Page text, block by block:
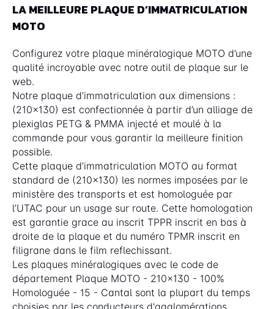
LA MEILLEURE PLAQUE D’IMMATRICULATION
MOTO
Configurez votre plaque minéralogique MOTO d’une
qualité incroyable avec notre outil de plaque sur le
web.
Notre plaque d’immatriculation aux dimensions :
(210x130) est confectionnée à partir d’un alliage de
plexiglas PETG & PMMA injecté et moulé à la
commande pour vous garantir la meilleure finition
possible.
Cette plaque d’immatriculation MOTO au format
standard de (210x130) les normes imposées par le
ministère des transports et est homologuée par
l’UTAC pour un usage sur route. Cette homologation
est garantie grace au inscrit TPPR inscrit en bas à
droite de la plaque et du numéro TPMR inscrit en
filigrane dans le film reflechissant.
Les plaques minéralogiques avec le code de
département Plaque MOTO - 210x130 - 100%
Homologuée - 15 - Cantal sont la plupart du temps
choisies par les conducteurs d'agglomérations